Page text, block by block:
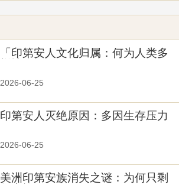
「印第安人文化归属：何为人类多
2026-06-25
印第安人灭绝原因：多因生存压力
2026-06-25
美洲印第安族消失之谜：为何只剩